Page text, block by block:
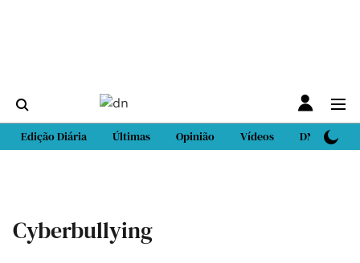
Edição Diária Últimas Opinião Vídeos DN Sport
Cyberbullying